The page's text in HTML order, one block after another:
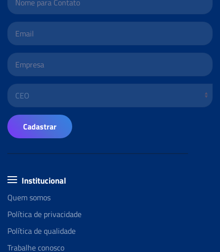
Cadastrar
Institucional
Quem somos
Política de privacidade
Política de qualidade
Trabalhe conosco